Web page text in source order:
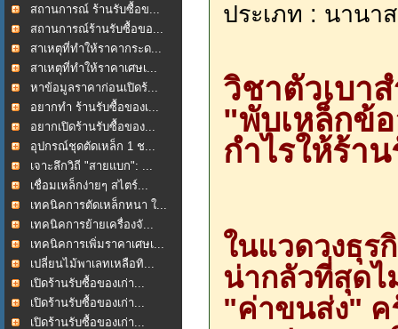
สถานการณ์ ร้านรับซื้อข...
สถานการณ์ร้านรับซื้อขอ...
สาเหตุที่ทำให้ราคากระด...
สาเหตุที่ทำให้ราคาเศษเ...
หาข้อมูลราคาก่อนเปิดร้...
อยากทำ ร้านรับซื้อของเ...
อยากเปิดร้านรับซื้อของ...
อุปกรณ์ชุดตัดเหล็ก 1 ช...
เจาะลึกวิถี "สายแบก": ...
เชื่อมเหล็กง่ายๆ สไตร์...
เทคนิคการตัดเหล็กหนา ใ...
เทคนิคการย้ายเครื่องจั...
เทคนิคการเพิ่มราคาเศษเ...
เปลี่ยนไม้พาเลทเหลือทิ...
เปิดร้านรับซื้อของเก่า...
เปิดร้านรับซื้อของเก่า...
เปิดร้านรับซื้อของเก่า...
ประเภท : นานา
วิชาตัวเบา
"พับเหล็กข้
กำไรให้ร้า
ในแวดวงธุร
น่ากลัวที่สุด
"ค่าขนส่ง" ค